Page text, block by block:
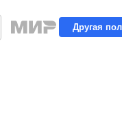
Другая